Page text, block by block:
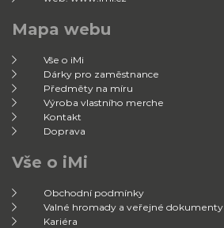
Mapa webu
Vše o iMi
Dárky pro zaměstnance
Předměty na míru
Výroba vlastního merche
Kontakt
Doprava
Vše o iMi
Obchodní podmínky
Valné hromady a veřejné dokumenty
Kariéra